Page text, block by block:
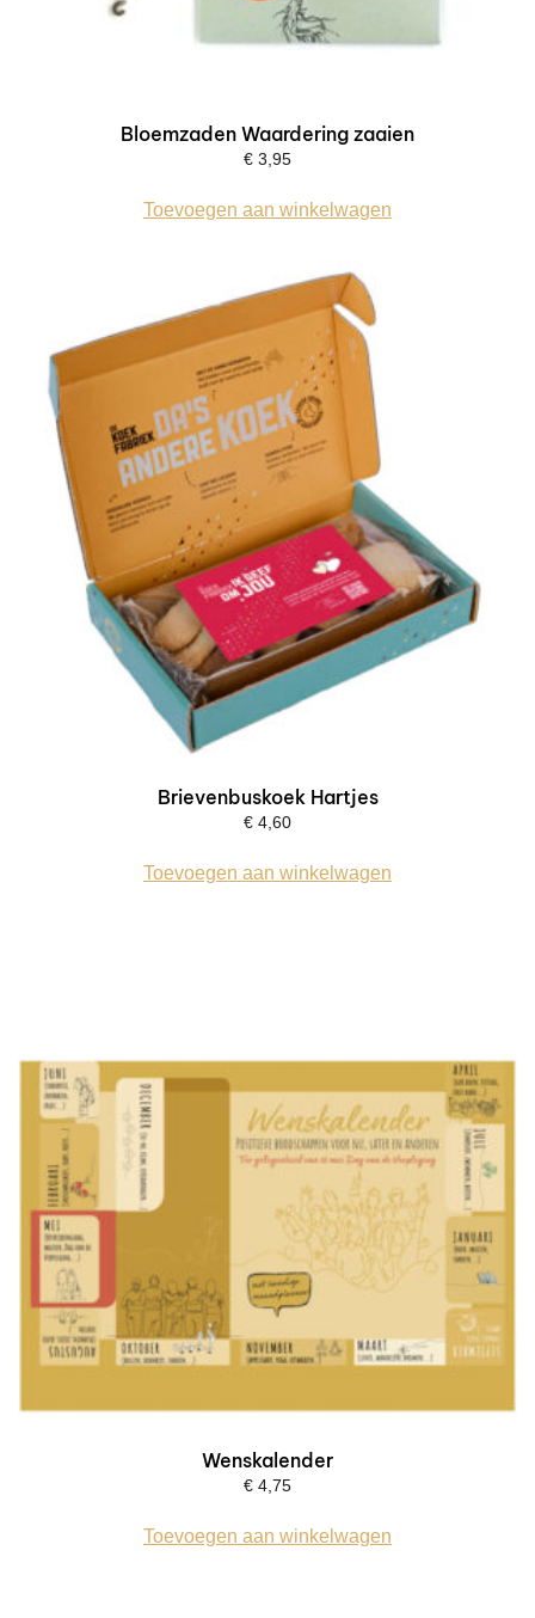
Bloemzaden Waardering zaaien
€ 3,95
Toevoegen aan winkelwagen
Brievenbuskoek Hartjes
€ 4,60
Toevoegen aan winkelwagen
Wenskalender
€ 4,75
Toevoegen aan winkelwagen